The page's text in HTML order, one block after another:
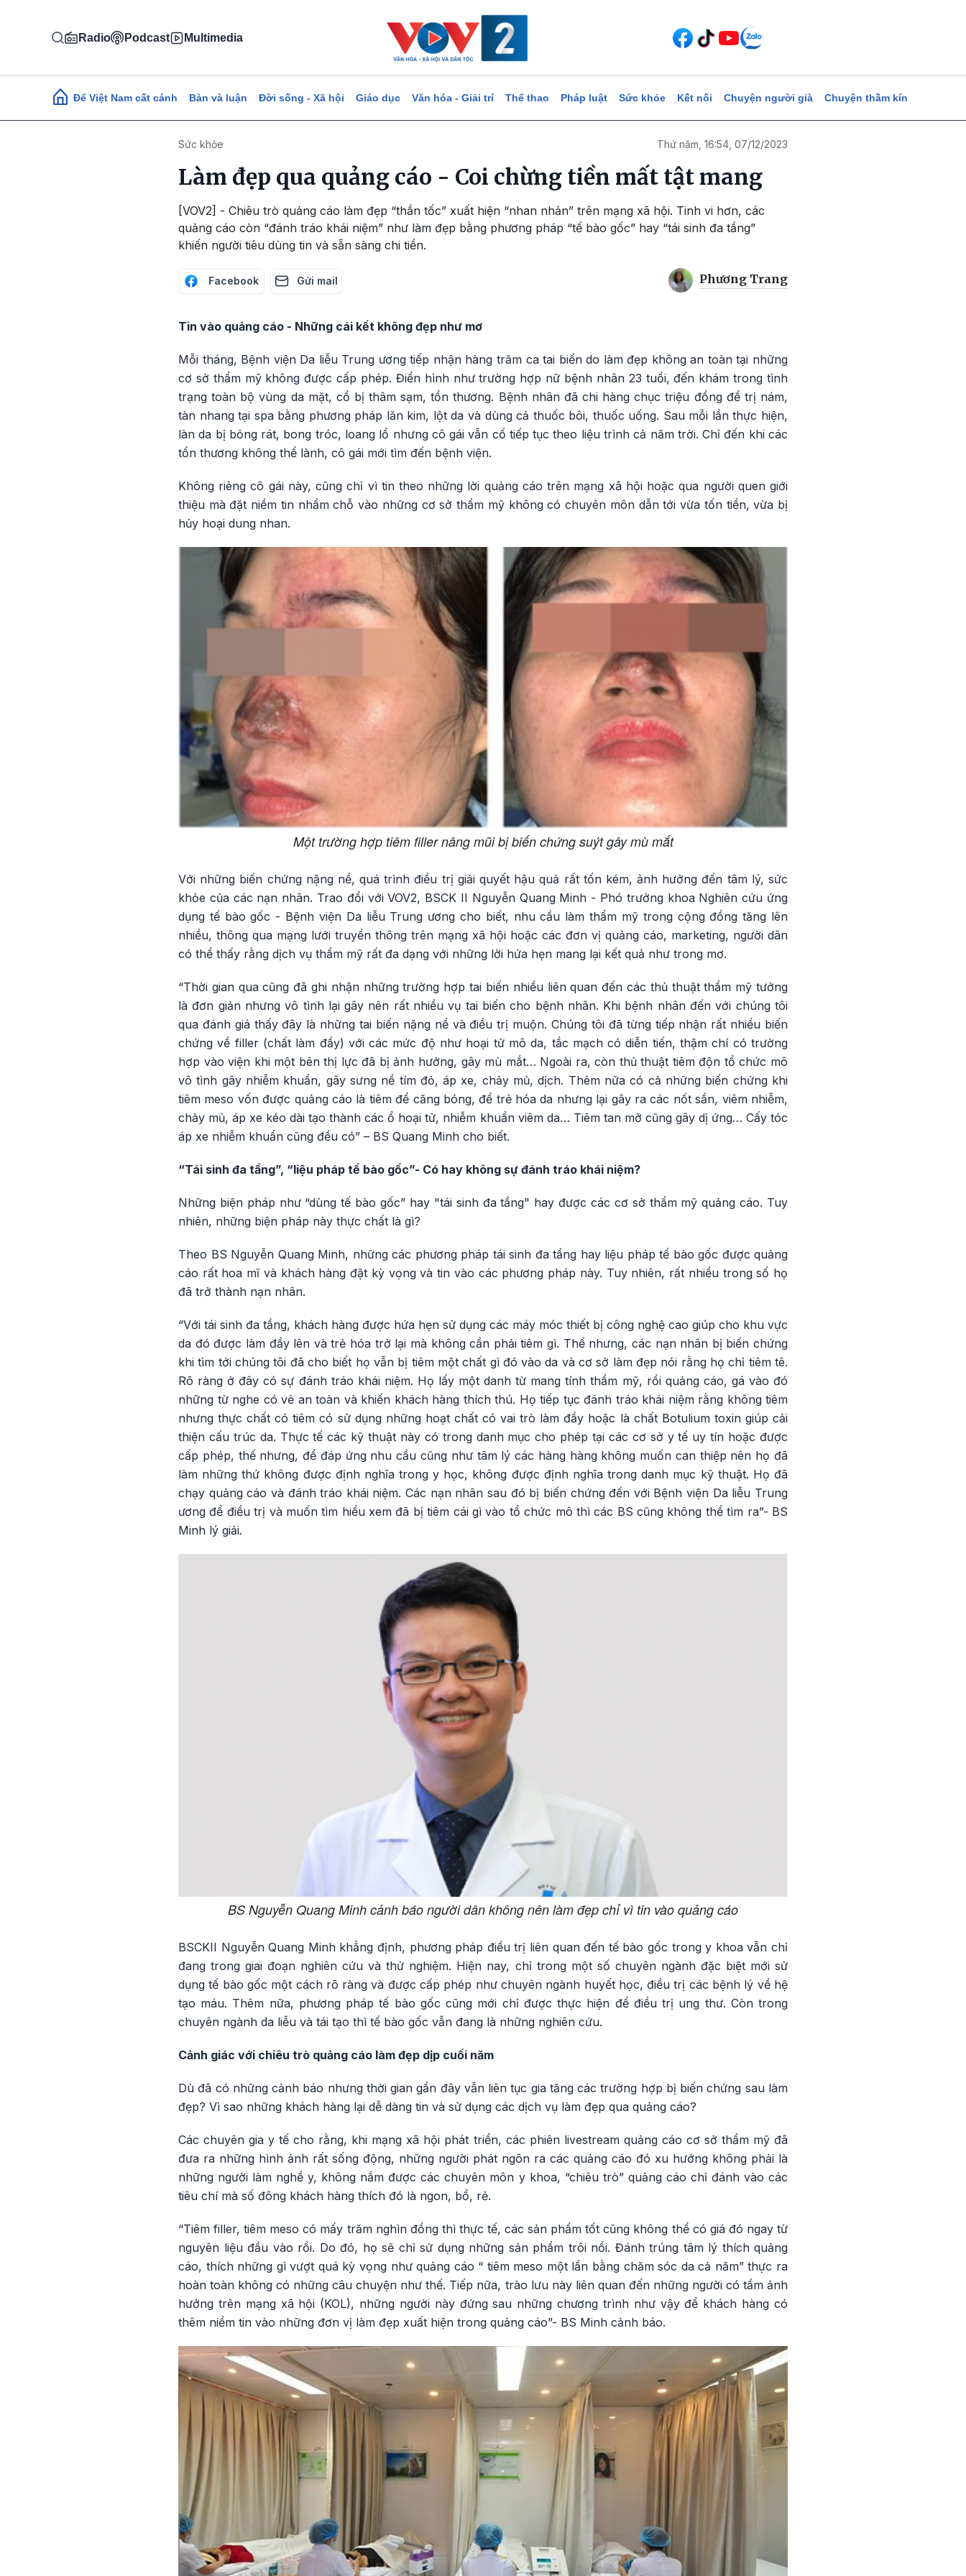
Radio Podcast Multimedia
Main navigation
Để Việt Nam cất cánh Bàn và luận Đời sống - Xã hội Giáo dục Văn hóa - Giải trí Thể thao Pháp luật Sức khỏe Kết nối Chuyện người già Chuyện thầm kín
Sức khỏe Thứ năm, 16:54, 07/12/2023
Làm đẹp qua quảng cáo - Coi chừng tiền mất tật mang
[VOV2] - Chiêu trò quảng cáo làm đẹp “thần tốc” xuất hiện “nhan nhản” trên mạng xã hội. Tinh vi hơn, các
quảng cáo còn “đánh tráo khái niệm” như làm đẹp bằng phương pháp “tế bào gốc” hay “tái sinh đa tầng”
khiến người tiêu dùng tin và sẵn sàng chi tiền.
Facebook Gửi mail Phương Trang
Tin vào quảng cáo - Những cái kết không đẹp như mơ
Mỗi tháng, Bệnh viện Da liễu Trung ương tiếp nhận hàng trăm ca tai biến do làm đẹp không an toàn tại những
cơ sở thẩm mỹ không được cấp phép. Điển hình như trường hợp nữ bệnh nhân 23 tuổi, đến khám trong tình
trạng toàn bộ vùng da mặt, cổ bị thâm sạm, tổn thương. Bệnh nhân đã chi hàng chục triệu đồng để trị nám,
tàn nhang tại spa bằng phương pháp lăn kim, lột da và dùng cả thuốc bôi, thuốc uống. Sau mỗi lần thực hiện,
làn da bị bỏng rát, bong tróc, loang lổ nhưng cô gái vẫn cố tiếp tục theo liệu trình cả năm trời. Chỉ đến khi các
tổn thương không thể lành, cô gái mới tìm đến bệnh viện.
Không riêng cô gái này, cũng chỉ vì tin theo những lời quảng cáo trên mạng xã hội hoặc qua người quen giới
thiệu mà đặt niềm tin nhầm chỗ vào những cơ sở thẩm mỹ không có chuyên môn dẫn tới vừa tốn tiền, vừa bị
hủy hoại dung nhan.
Một trường hợp tiêm filler nâng mũi bị biến chứng suýt gây mù mắt
Với những biến chứng nặng nề, quá trình điều trị giải quyết hậu quả rất tốn kém, ảnh hưởng đến tâm lý, sức
khỏe của các nạn nhân. Trao đổi với VOV2, BSCK II Nguyễn Quang Minh - Phó trưởng khoa Nghiên cứu ứng
dụng tế bào gốc - Bệnh viện Da liễu Trung ương cho biết, nhu cầu làm thẩm mỹ trong cộng đồng tăng lên
nhiều, thông qua mạng lưới truyền thông trên mạng xã hội hoặc các đơn vị quảng cáo, marketing, người dân
có thể thấy rằng dịch vụ thẩm mỹ rất đa dạng với những lời hứa hẹn mang lại kết quả như trong mơ.
“Thời gian qua cũng đã ghi nhận những trường hợp tai biến nhiều liên quan đến các thủ thuật thẩm mỹ tưởng
là đơn giản nhưng vô tình lại gây nên rất nhiều vụ tai biến cho bệnh nhân. Khi bệnh nhân đến với chúng tôi
qua đánh giá thấy đây là những tai biến nặng nề và điều trị muộn. Chúng tôi đã từng tiếp nhận rất nhiều biến
chứng về filler (chất làm đầy) với các mức độ như hoại tử mô da, tắc mạch có diễn tiến, thậm chí có trường
hợp vào viện khi một bên thị lực đã bị ảnh hưởng, gây mù mắt… Ngoài ra, còn thủ thuật tiêm độn tổ chức mô
vô tình gây nhiễm khuẩn, gây sưng nề tím đỏ, áp xe, chảy mủ, dịch. Thêm nữa có cả những biến chứng khi
tiêm meso vốn được quảng cáo là tiêm để căng bóng, để trẻ hóa da nhưng lại gây ra các nốt sần, viêm nhiễm,
chảy mủ, áp xe kéo dài tạo thành các ổ hoại tử, nhiễm khuẩn viêm da… Tiêm tan mỡ cũng gây dị ứng… Cấy tóc
áp xe nhiễm khuẩn cũng đều có” – BS Quang Minh cho biết.
“Tái sinh đa tầng”, “liệu pháp tế bào gốc”- Có hay không sự đánh tráo khái niệm?
Những biện pháp như “dùng tế bào gốc” hay "tái sinh đa tầng" hay được các cơ sở thẩm mỹ quảng cáo. Tuy
nhiên, những biện pháp này thực chất là gì?
Theo BS Nguyễn Quang Minh, những các phương pháp tái sinh đa tầng hay liệu pháp tế bào gốc được quảng
cáo rất hoa mĩ và khách hàng đặt kỳ vọng và tin vào các phương pháp này. Tuy nhiên, rất nhiều trong số họ
đã trở thành nạn nhân.
“Với tái sinh đa tầng, khách hàng được hứa hẹn sử dụng các máy móc thiết bị công nghệ cao giúp cho khu vực
da đó được làm đầy lên và trẻ hóa trở lại mà không cần phải tiêm gì. Thế nhưng, các nạn nhân bị biến chứng
khi tìm tới chúng tôi đã cho biết họ vẫn bị tiêm một chất gì đó vào da và cơ sở làm đẹp nói rằng họ chỉ tiêm tê.
Rõ ràng ở đây có sự đánh tráo khái niệm. Họ lấy một danh từ mang tính thẩm mỹ, rồi quảng cáo, gá vào đó
những từ nghe có vẻ an toàn và khiến khách hàng thích thú. Họ tiếp tục đánh tráo khái niệm rằng không tiêm
nhưng thực chất có tiêm có sử dụng những hoạt chất có vai trò làm đầy hoặc là chất Botulium toxin giúp cải
thiện cấu trúc da. Thực tế các kỹ thuật này có trong danh mục cho phép tại các cơ sở y tế uy tín hoặc được
cấp phép, thế nhưng, để đáp ứng nhu cầu cũng như tâm lý các hàng hàng không muốn can thiệp nên họ đã
làm những thứ không được định nghĩa trong y học, không được định nghĩa trong danh mục kỹ thuật. Họ đã
chạy quảng cáo và đánh tráo khái niệm. Các nạn nhân sau đó bị biến chứng đến với Bệnh viện Da liễu Trung
ương để điều trị và muốn tìm hiểu xem đã bị tiêm cái gì vào tổ chức mô thì các BS cũng không thể tìm ra”- BS
Minh lý giải.
BS Nguyễn Quang Minh cảnh báo người dân không nên làm đẹp chỉ vì tin vào quảng cáo
BSCKII Nguyễn Quang Minh khẳng định, phương pháp điều trị liên quan đến tế bào gốc trong y khoa vẫn chỉ
đang trong giai đoạn nghiên cứu và thử nghiệm. Hiện nay, chỉ trong một số chuyên ngành đặc biệt mới sử
dụng tế bào gốc một cách rõ ràng và được cấp phép như chuyên ngành huyết học, điều trị các bệnh lý về hệ
tạo máu. Thêm nữa, phương pháp tế bào gốc cũng mới chỉ được thực hiện để điều trị ung thư. Còn trong
chuyên ngành da liễu và tái tạo thì tế bào gốc vẫn đang là những nghiên cứu.
Cảnh giác với chiêu trò quảng cáo làm đẹp dịp cuối năm
Dù đã có những cảnh báo nhưng thời gian gần đây vẫn liên tục gia tăng các trường hợp bị biến chứng sau làm
đẹp? Vì sao những khách hàng lại dễ dàng tin và sử dụng các dịch vụ làm đẹp qua quảng cáo?
Các chuyên gia y tế cho rằng, khi mạng xã hội phát triển, các phiên livestream quảng cáo cơ sở thẩm mỹ đã
đưa ra những hình ảnh rất sống động, những người phát ngôn ra các quảng cáo đó xu hướng không phải là
những người làm nghề y, không nắm được các chuyên môn y khoa, “chiêu trò” quảng cáo chỉ đánh vào các
tiêu chí mà số đông khách hàng thích đó là ngon, bổ, rẻ.
“Tiêm filler, tiêm meso có mấy trăm nghìn đồng thì thực tế, các sản phẩm tốt cũng không thể có giá đó ngay từ
nguyên liệu đầu vào rồi. Do đó, họ sẽ chỉ sử dụng những sản phẩm trôi nổi. Đánh trúng tâm lý thích quảng
cáo, thích những gì vượt quá kỳ vọng như quảng cáo “ tiêm meso một lần bằng chăm sóc da cả năm” thực ra
hoàn toàn không có những câu chuyện như thế. Tiếp nữa, trào lưu này liên quan đến những người có tầm ảnh
hưởng trên mạng xã hội (KOL), những người này đứng sau những chương trình như vậy để khách hàng có
thêm niềm tin vào những đơn vị làm đẹp xuất hiện trong quảng cáo”- BS Minh cảnh báo.